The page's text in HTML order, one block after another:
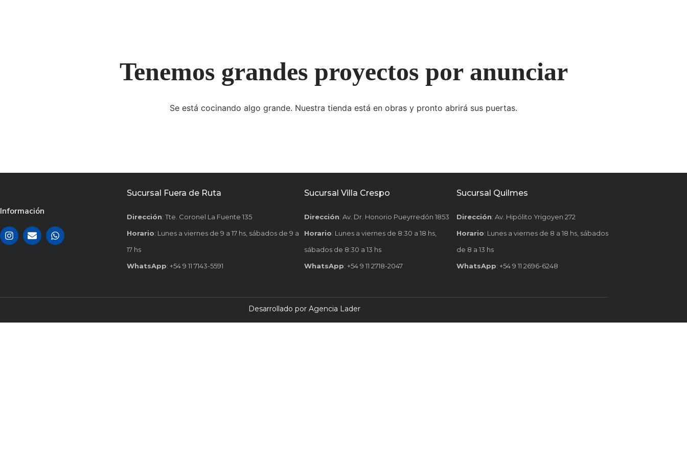
Tenemos grandes proyectos por anunciar
Se está cocinando algo grande. Nuestra tienda está en obras y pronto abrirá sus puertas.
Información
Sucursal Fuera de Ruta
Dirección: Tte. Coronel La Fuente 135
Horario: Lunes a viernes de 9 a 17 hs, sábados de 9 a
17 hs
WhatsApp: +54 9 11 7143-5591
Sucursal Villa Crespo
Dirección: Av. Dr. Honorio Pueyrredón 1853
Horario: Lunes a viernes de 8:30 a 18 hs,
sábados de 8:30 a 13 hs
WhatsApp: +54 9 11 2718-2047
Sucursal Quilmes
Dirección: Av. Hipólito Yrigoyen 272
Horario: Lunes a viernes de 8 a 18 hs, sábados
de 8 a 13 hs
WhatsApp: +54 9 11 2696-6248
Desarrollado por Agencia Lader